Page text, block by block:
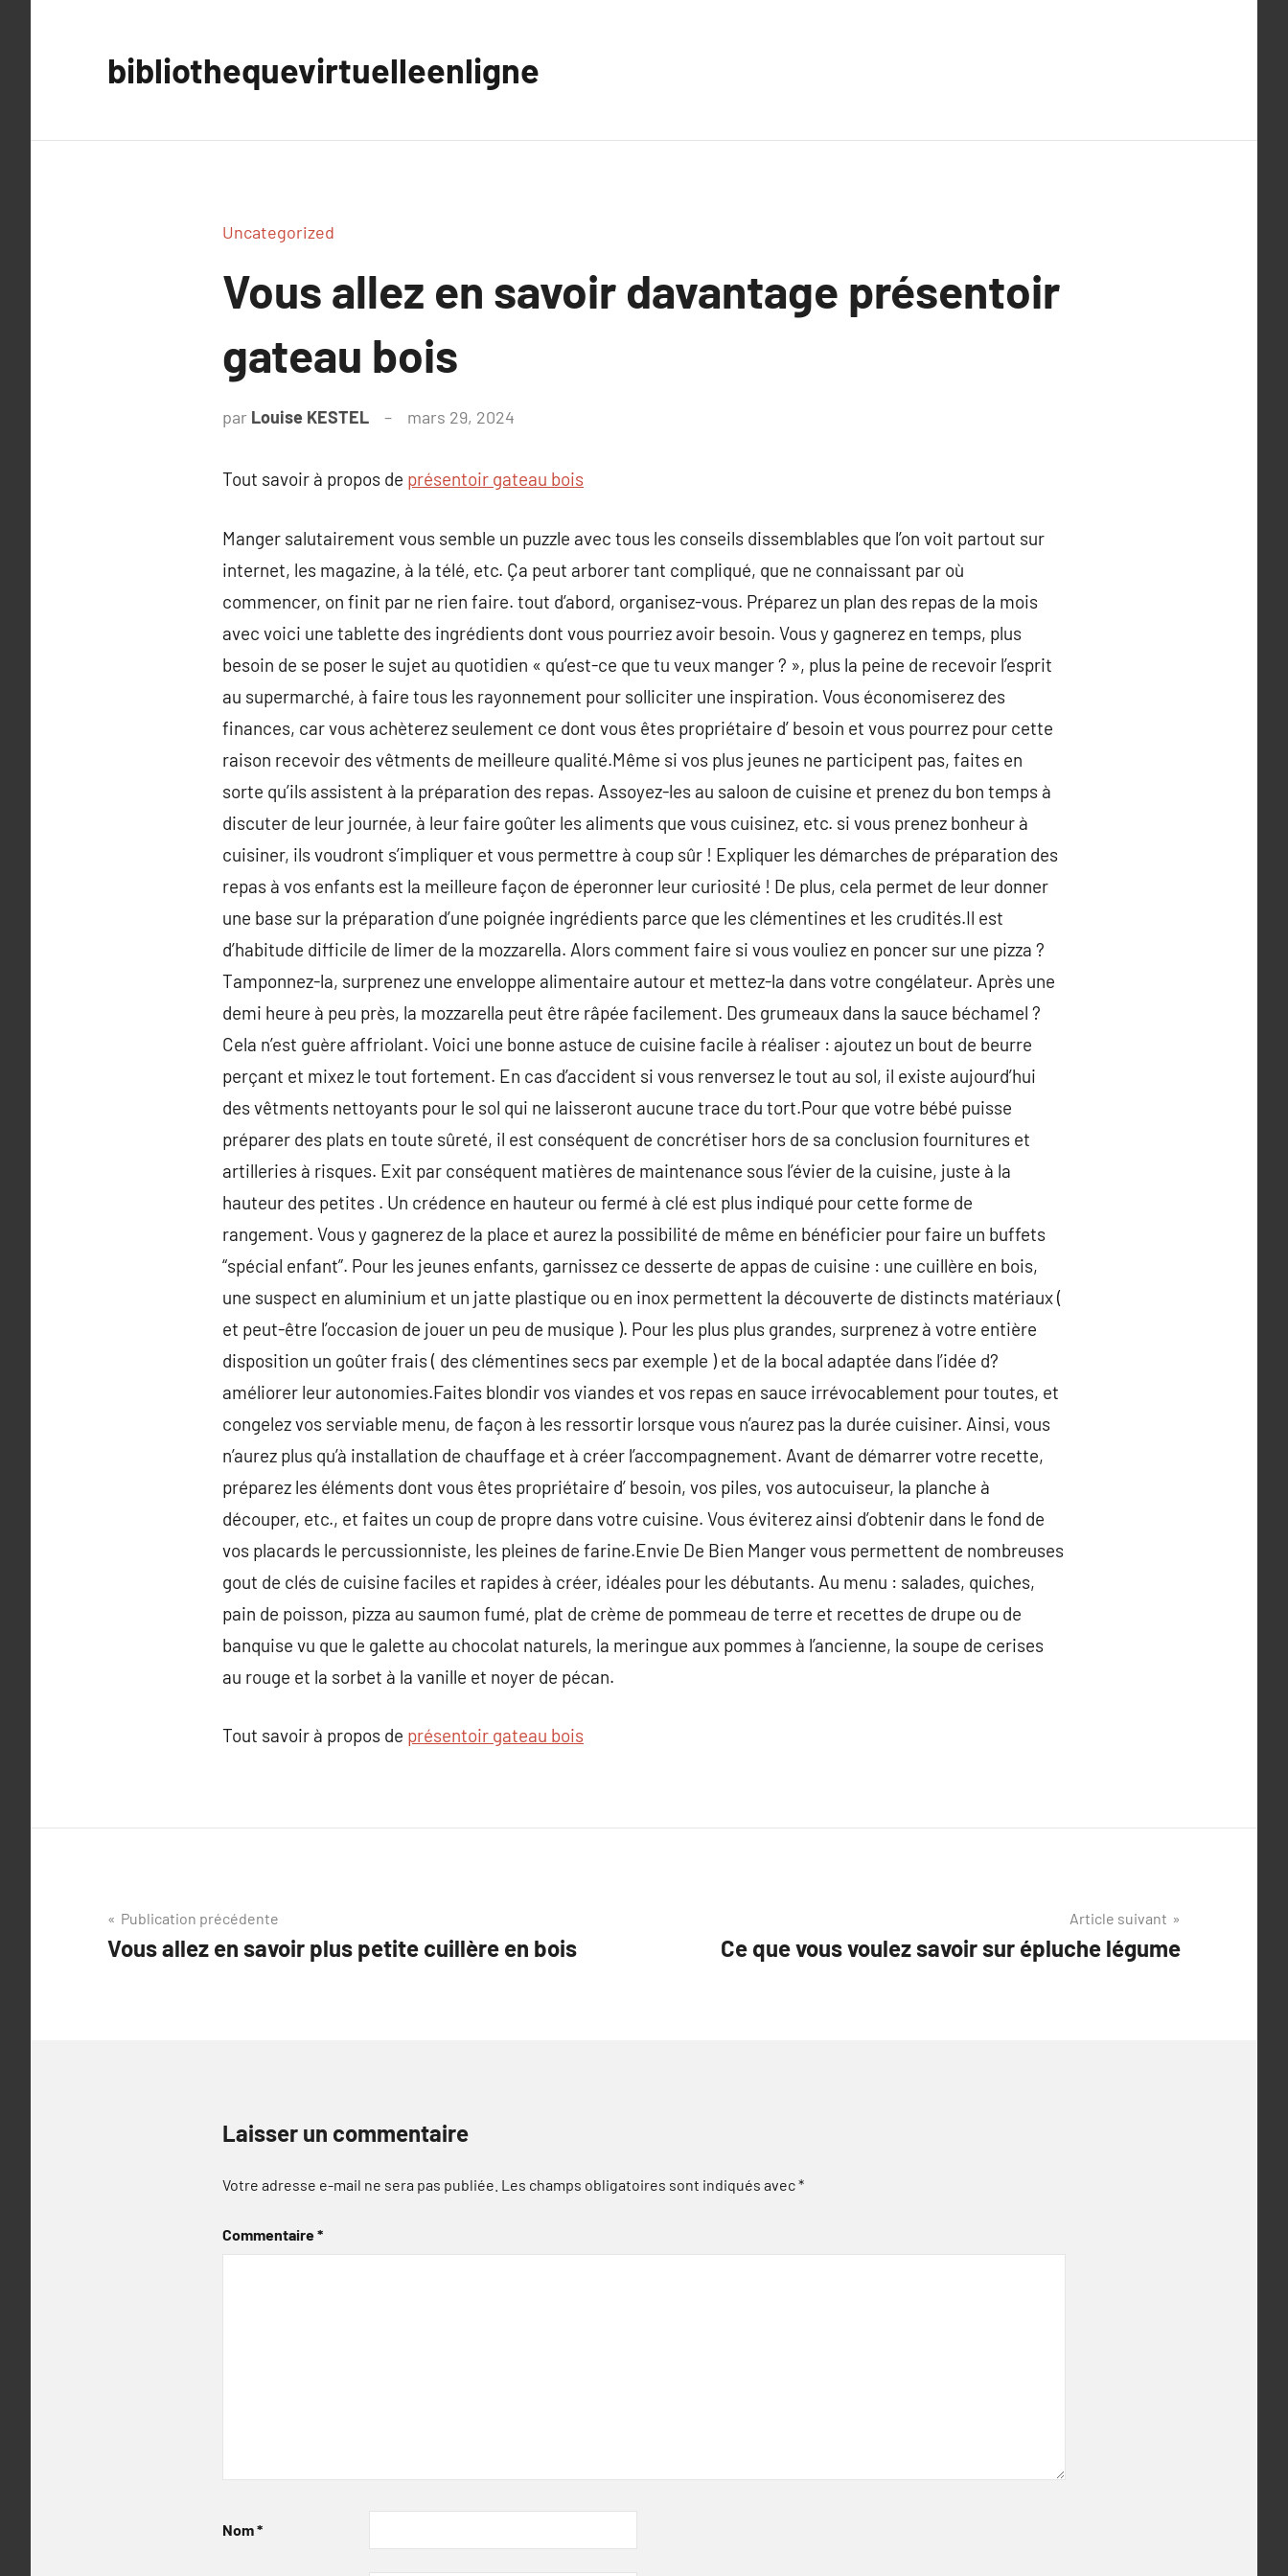
bibliothequevirtuelleenligne
Uncategorized
Vous allez en savoir davantage présentoir
gateau bois
par Louise KESTEL mars 29, 2024
Tout savoir à propos de présentoir gateau bois
Manger salutairement vous semble un puzzle avec tous les conseils dissemblables que l’on voit partout sur
internet, les magazine, à la télé, etc. Ça peut arborer tant compliqué, que ne connaissant par où
commencer, on finit par ne rien faire. tout d’abord, organisez-vous. Préparez un plan des repas de la mois
avec voici une tablette des ingrédients dont vous pourriez avoir besoin. Vous y gagnerez en temps, plus
besoin de se poser le sujet au quotidien « qu’est-ce que tu veux manger ? », plus la peine de recevoir l’esprit
au supermarché, à faire tous les rayonnement pour solliciter une inspiration. Vous économiserez des
finances, car vous achèterez seulement ce dont vous êtes propriétaire d’ besoin et vous pourrez pour cette
raison recevoir des vêtments de meilleure qualité.Même si vos plus jeunes ne participent pas, faites en
sorte qu’ils assistent à la préparation des repas. Assoyez-les au saloon de cuisine et prenez du bon temps à
discuter de leur journée, à leur faire goûter les aliments que vous cuisinez, etc. si vous prenez bonheur à
cuisiner, ils voudront s’impliquer et vous permettre à coup sûr ! Expliquer les démarches de préparation des
repas à vos enfants est la meilleure façon de éperonner leur curiosité ! De plus, cela permet de leur donner
une base sur la préparation d’une poignée ingrédients parce que les clémentines et les crudités.Il est
d’habitude difficile de limer de la mozzarella. Alors comment faire si vous vouliez en poncer sur une pizza ?
Tamponnez-la, surprenez une enveloppe alimentaire autour et mettez-la dans votre congélateur. Après une
demi heure à peu près, la mozzarella peut être râpée facilement. Des grumeaux dans la sauce béchamel ?
Cela n’est guère affriolant. Voici une bonne astuce de cuisine facile à réaliser : ajoutez un bout de beurre
perçant et mixez le tout fortement. En cas d’accident si vous renversez le tout au sol, il existe aujourd’hui
des vêtments nettoyants pour le sol qui ne laisseront aucune trace du tort.Pour que votre bébé puisse
préparer des plats en toute sûreté, il est conséquent de concrétiser hors de sa conclusion fournitures et
artilleries à risques. Exit par conséquent matières de maintenance sous l’évier de la cuisine, juste à la
hauteur des petites . Un crédence en hauteur ou fermé à clé est plus indiqué pour cette forme de
rangement. Vous y gagnerez de la place et aurez la possibilité de même en bénéficier pour faire un buffets
“spécial enfant”. Pour les jeunes enfants, garnissez ce desserte de appas de cuisine : une cuillère en bois,
une suspect en aluminium et un jatte plastique ou en inox permettent la découverte de distincts matériaux (
et peut-être l’occasion de jouer un peu de musique ). Pour les plus plus grandes, surprenez à votre entière
disposition un goûter frais ( des clémentines secs par exemple ) et de la bocal adaptée dans l’idée d?
améliorer leur autonomies.Faites blondir vos viandes et vos repas en sauce irrévocablement pour toutes, et
congelez vos serviable menu, de façon à les ressortir lorsque vous n’aurez pas la durée cuisiner. Ainsi, vous
n’aurez plus qu’à installation de chauffage et à créer l’accompagnement. Avant de démarrer votre recette,
préparez les éléments dont vous êtes propriétaire d’ besoin, vos piles, vos autocuiseur, la planche à
découper, etc., et faites un coup de propre dans votre cuisine. Vous éviterez ainsi d’obtenir dans le fond de
vos placards le percussionniste, les pleines de farine.Envie De Bien Manger vous permettent de nombreuses
gout de clés de cuisine faciles et rapides à créer, idéales pour les débutants. Au menu : salades, quiches,
pain de poisson, pizza au saumon fumé, plat de crème de pommeau de terre et recettes de drupe ou de
banquise vu que le galette au chocolat naturels, la meringue aux pommes à l’ancienne, la soupe de cerises
au rouge et la sorbet à la vanille et noyer de pécan.
Tout savoir à propos de présentoir gateau bois
Navigation
de
Publication précédente
Vous allez en savoir plus petite cuillère en bois
Article suivant
Ce que vous voulez savoir sur épluche légume
Laisser un commentaire
Votre adresse e-mail ne sera pas publiée. Les champs obligatoires sont indiqués avec*
Commentaire*
Nom*